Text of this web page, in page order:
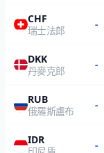
CHF
瑞士法郎
-
DKK
丹麥克郎
-
RUB
俄羅斯盧布
-
IDR
-